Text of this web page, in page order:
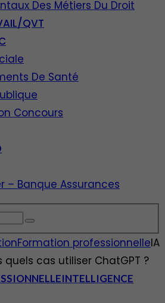
Des Métiers Du Droit
QVT
De Santé
Concours
– Banque Assurances
Formation professionnelleIA
cas utiliser ChatGPT ?
INTELLIGENCE